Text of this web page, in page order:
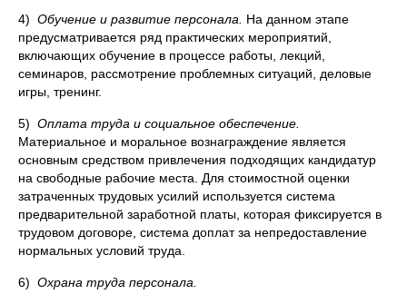
4) Обучение и развитие персонала. На данном этапе
предусматривается ряд практических мероприятий,
включающих обучение в процессе работы, лекций,
семинаров, рассмотрение проблемных ситуаций, деловые
игры, тренинг.
5) Оплата труда и социальное обеспечение.
Материальное и моральное вознаграждение является
основным средством привлечения подходящих кандидатур
на свободные рабочие места. Для стоимостной оценки
затраченных трудовых усилий используется система
предварительной заработной платы, которая фиксируется в
трудовом договоре, система доплат за непредоставление
нормальных условий труда.
6) Охрана труда персонала.